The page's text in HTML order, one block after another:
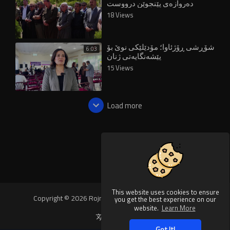
This website uses cookies to ensure
you get the best experience on our
website. Learn More
دەروازەی پێنجوێن درووست
دەکرێت
18 Views
6:03 شۆڕشی ڕۆژئاوا؛ مۆدێلێکی نوێ بۆ
پێشەنگایەتی ژنان
15 Views
Load more
Copyright © 2026 Rojnews Video. All rights reserved.
Language